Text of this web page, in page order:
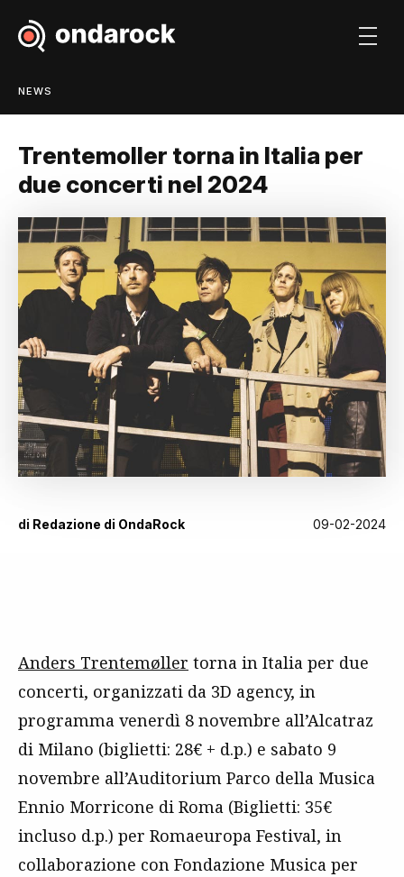
NEWS
Trentemoller torna in Italia per
due concerti nel 2024
di Redazione di OndaRock 09-02-2024
Anders Trentemøller torna in Italia per due
concerti, organizzati da 3D agency, in
programma venerdì 8 novembre all’Alcatraz
di Milano (biglietti: 28€ + d.p.) e sabato 9
novembre all’Auditorium Parco della Musica
Ennio Morricone di Roma (Biglietti: 35€
incluso d.p.) per Romaeuropa Festival, in
collaborazione con Fondazione Musica per